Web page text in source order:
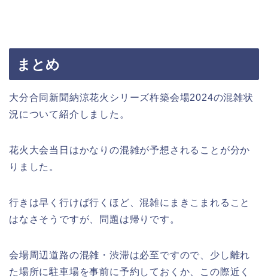
まとめ
大分合同新聞納涼花火シリーズ杵築会場2024の混雑状
況について紹介しました。
花火大会当日はかなりの混雑が予想されることが分か
りました。
行きは早く行けば行くほど、混雑にまきこまれること
はなさそうですが、問題は帰りです。
会場周辺道路の混雑・渋滞は必至ですので、少し離れ
た場所に駐車場を事前に予約しておくか、この際近く